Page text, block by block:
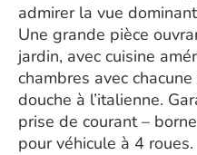
admirer la vue
Une grande pièce
jardin, avec cuisine
chambres avec
douche à l’italienne.
prise de courant –
pour véhicule à 4 roues.